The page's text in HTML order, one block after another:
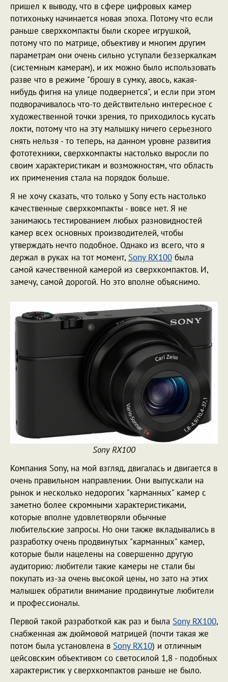
пришел к выводу, что в сфере цифровых камер
потихоньку начинается новая эпоха. Потому что если
раньше сверхкомпакты были скорее игрушкой,
потому что по матрице, объективу и многим другим
параметрам они очень сильно уступали беззеркалкам
(системным камерам), и их можно было использовать
разве что в режиме "брошу в сумку, авось, какая-
нибудь фигня на улице подвернется", и если при этом
подворачивалось что-то действительно интересное с
художественной точки зрения, то приходилось кусать
локти, потому что на эту малышку ничего серьезного
снять нельзя - то теперь, на данном уровне развития
фототехники, сверхкомпакты настолько выросли по
своим характеристикам и возможностям, что область
их применения стала на порядок больше.
Я не хочу сказать, что только у Sony есть настолько
качественные сверхкомпакты - вовсе нет. Я не
занимаюсь тестированием любых разновидностей
камер всех основных производителей, чтобы
утверждать нечто подобное. Однако из всего, что я
держал в руках на тот момент, Sony RX100 была
самой качественной камерой из сверхкомпактов. И,
замечу, самой дорогой. Но это вполне объяснимо.
Sony RX100
Компания Sony, на мой взгляд, двигалась и двигается в
очень правильном направлении. Они выпускали на
рынок и несколько недорогих "карманных" камер с
заметно более скромными характеристиками,
которые вполне удовлетворяли обычные
любительские запросы. Но они также вкладывались в
разработку очень продвинутых "карманных" камер,
которые были нацелены на совершенно другую
аудиторию: любители такие камеры не стали бы
покупать из-за очень высокой цены, но зато на этих
малышек обратили внимание продвинутые любители
и профессионалы.
Первой такой разработкой как раз и была Sony RX100,
снабженная аж дюймовой матрицей (почти такая же
потом была установлена в Sony RX10) и отличным
цейсовским объективом со светосилой 1,8 - подобных
характеристик у сверхкомпактов раньше не было.